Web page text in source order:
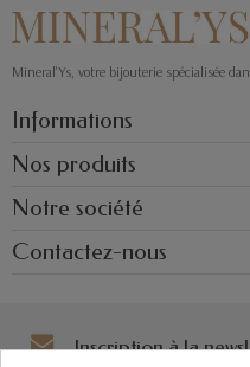
Mineral'Ys, votre bijouterie spécialisée
Informations
Nos produits
Notre société
Contactez-nous
Inscription à la